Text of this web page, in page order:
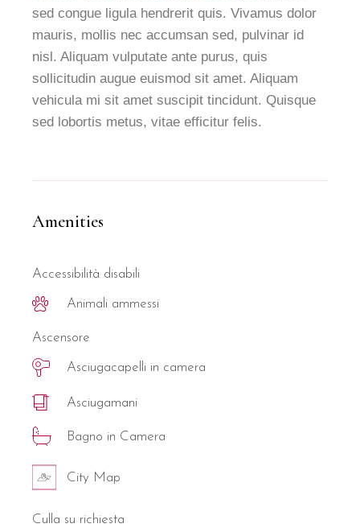
sed congue ligula hendrerit quis. Vivamus dolor
mauris, mollis nec accumsan sed, pulvinar id
nisl. Aliquam vulputate ante purus, quis
sollicitudin augue euismod sit amet. Aliquam
vehicula mi sit amet suscipit tincidunt. Quisque
sed lobortis metus, vitae efficitur felis.
Amenities
Accessibilità disabili
Animali ammessi
Ascensore
Asciugacapelli in camera
Asciugamani
Bagno in Camera
City Map
Culla su richiesta